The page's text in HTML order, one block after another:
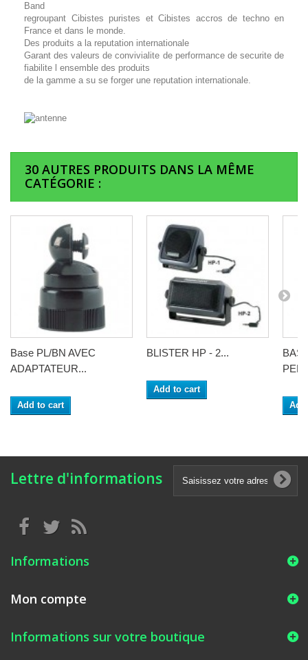
Band
regroupant Cibistes puristes et Cibistes accros de techno en
France et dans le monde.
Des produits a la reputation internationale
Garant des valeurs de convivialite de performance de securite de
fiabilite l ensemble des produits
de la gamme a su se forger une reputation internationale.
30 AUTRES PRODUITS DANS LA MÊME
CATÉGORIE :
Base PL/BN AVEC
ADAPTATEUR...
Add to cart
BLISTER HP - 2...
Add to cart
Lettre d'informations
Informations
Mon compte
Informations sur votre boutique